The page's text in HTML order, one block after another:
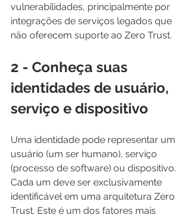
vulnerabilidades, principalmente por
integrações de serviços legados que
não oferecem suporte ao Zero Trust.
2 - Conheça suas
identidades de usuário,
serviço e dispositivo
Uma identidade pode representar um
usuário (um ser humano), serviço
(processo de software) ou dispositivo.
Cada um deve ser exclusivamente
identificável em uma arquitetura Zero
Trust. Este é um dos fatores mais